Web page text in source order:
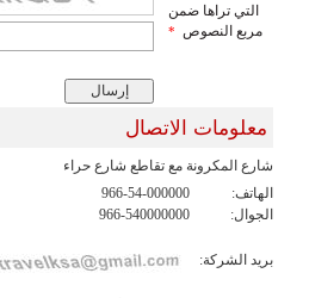
التي تراها ضمن
مربع النصوص *
معلومات الاتصال
شارع المكرونة مع تقاطع شارع حراء
الهاتف:
966-54-000000
الجوال:
966-540000000
بريد الشركة: